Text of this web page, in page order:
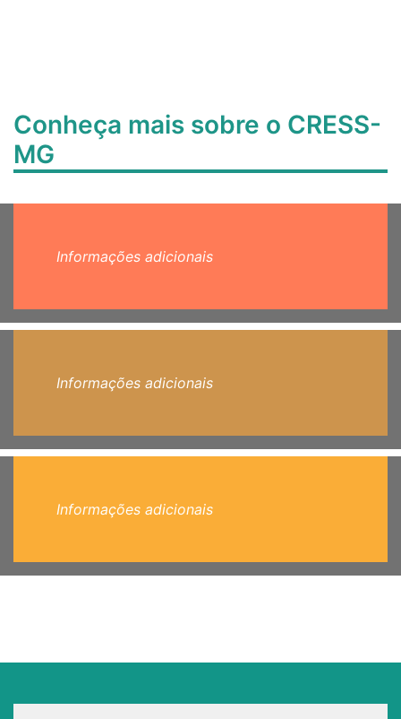
Conheça mais sobre o CRESS-
MG
Informações adicionais
Informações adicionais
Informações adicionais